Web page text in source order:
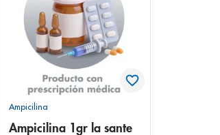
Ampicilina
Ampicilina 1gr la sante